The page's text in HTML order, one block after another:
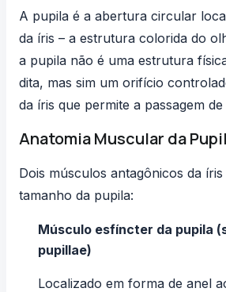
A pupila é a abertura circular
da íris – a estrutura colorida do
a pupila não é uma estrutura
dita, mas sim um orifício
da íris que permite a passagem
Anatomia Muscular da
Dois músculos antagônicos da
tamanho da pupila:
Músculo esfíncter da pupila
pupillae)
Localizado em forma de anel